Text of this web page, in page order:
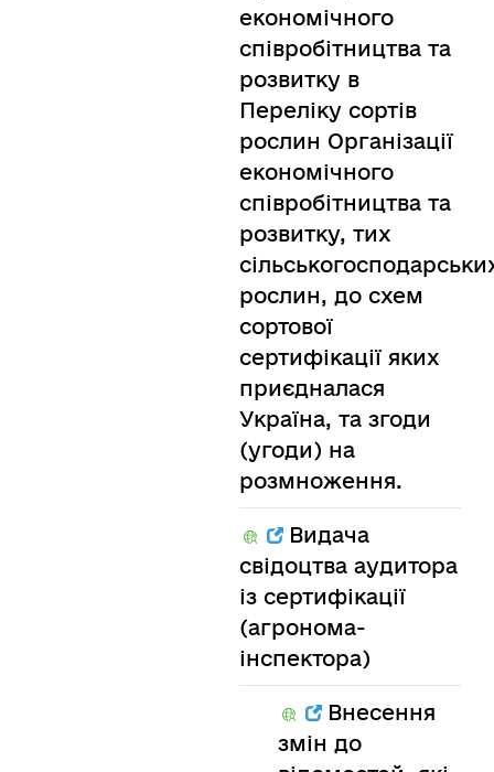
економічного
співробітництва та
розвитку в
Переліку сортів
рослин Організації
економічного
співробітництва та
розвитку, тих
рослин, до схем
сортової
сертифікації яких
приєдналася
Україна, та згоди
(угоди) на
розмноження.
Видача
свідоцтва аудитора
із сертифікації
(агронома-
інспектора)
Внесення
змін до